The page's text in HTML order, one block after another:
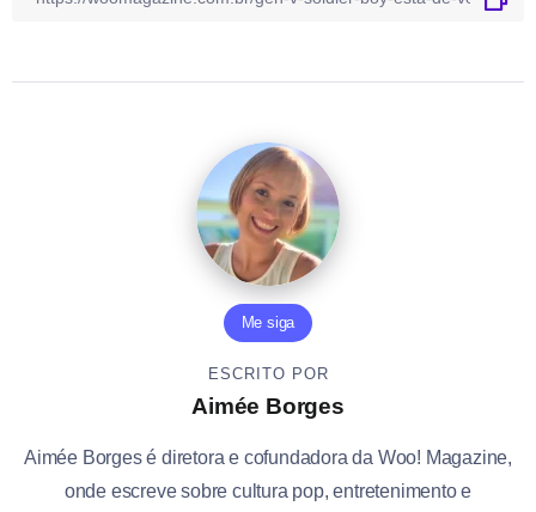
Me siga
ESCRITO POR
Aimée Borges
Aimée Borges é diretora e cofundadora da Woo! Magazine,
onde escreve sobre cultura pop, entretenimento e